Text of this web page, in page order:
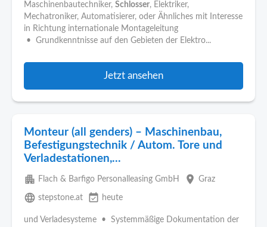
Maschinenbautechniker, Schlosser, Elektriker,
Mechatroniker, Automatisierer, oder Ähnliches mit Interesse
in Richtung internationale Montageleitung
• Grundkenntnisse auf den Gebieten der Elektro...
Jetzt ansehen
Monteur (all genders) – Maschinenbau,
Befestigungstechnik / Autom. Tore und
Verladestationen,...
apartment Flach & Barfigo Personalleasing GmbH place Graz
language stepstone.at event_available heute
und Verladesysteme • Systemmäßige Dokumentation der